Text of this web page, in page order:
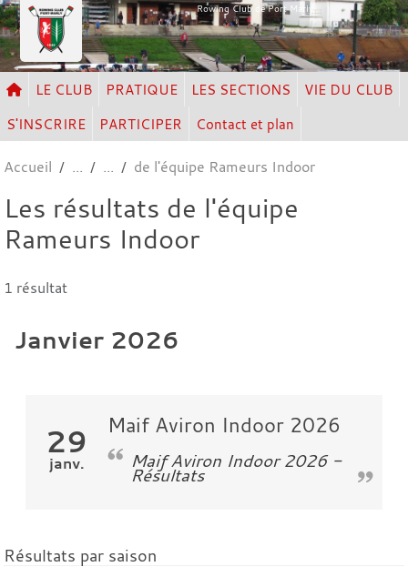
Rowing Club de Port Marly
LE CLUB PRATIQUE LES SECTIONS
VIE DU CLUB
S'INSCRIRE
PARTICIPER Contact et plan
Accueil de l'équipe Rameurs Indoor
Les résultats de l'équipe
Rameurs Indoor
1 résultat
Janvier 2026
29
janv.
Maif Aviron Indoor 2026
Maif Aviron Indoor 2026 -
Résultats
Résultats par saison
Panneau de gestion des cookies